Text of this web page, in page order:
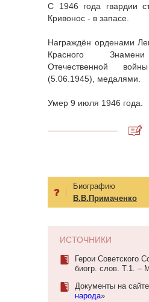
С 1946 года гвардии
Кривонос - в запасе.
Награждён орденами
Красного
Отечественной
(5.06.1945), медалями.
Умер 9 июля 1946 года.
Биографию
В.В.Примаченко
ИСТОЧНИКИ
Герои Советского
биогр. слов. Т.1. –
Документы на
народа»